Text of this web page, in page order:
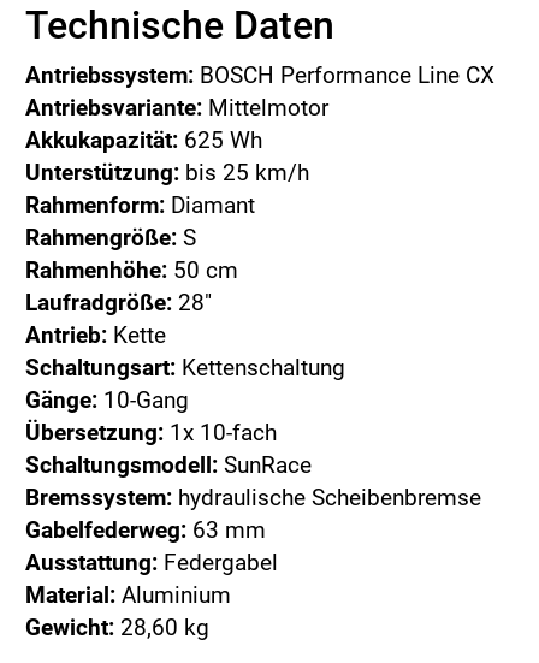
Technische Daten
Antriebssystem: BOSCH Performance Line CX
Antriebsvariante: Mittelmotor
Akkukapazität: 625 Wh
Unterstützung: bis 25 km/h
Rahmenform: Diamant
Rahmengröße: S
Rahmenhöhe: 50 cm
Laufradgröße: 28"
Antrieb: Kette
Schaltungsart: Kettenschaltung
Gänge: 10-Gang
Übersetzung: 1x 10-fach
Schaltungsmodell: SunRace
Bremssystem: hydraulische Scheibenbremse
Gabelfederweg: 63 mm
Ausstattung: Federgabel
Material: Aluminium
Gewicht: 28,60 kg